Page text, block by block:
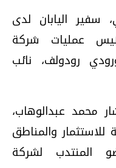
سفير اليابان لدى
عمليات شركة
رودولف، نائب
محمد عبدالوهاب،
للاستثمار والمناطق
المنتدب لشركة